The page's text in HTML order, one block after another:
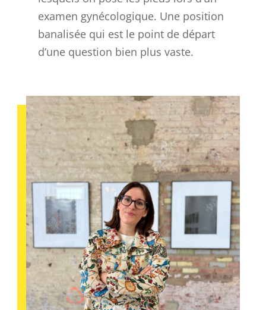
examen gynécologique. Une position
banalisée qui est le point de départ
d’une question bien plus vaste.